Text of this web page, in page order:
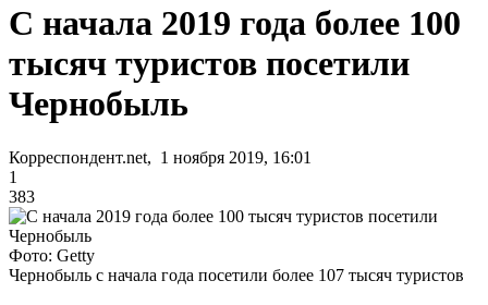
С начала 2019 года более 100
тысяч туристов посетили
Чернобыль
Корреспондент.net, 1 ноября 2019, 16:01
1
383
Фото: Getty
Чернобыль с начала года посетили более 107 тысяч туристов